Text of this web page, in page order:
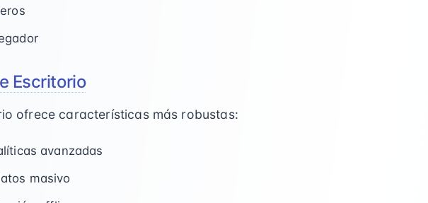
Escritorio
ofrece características más robustas:
avanzadas
masivo